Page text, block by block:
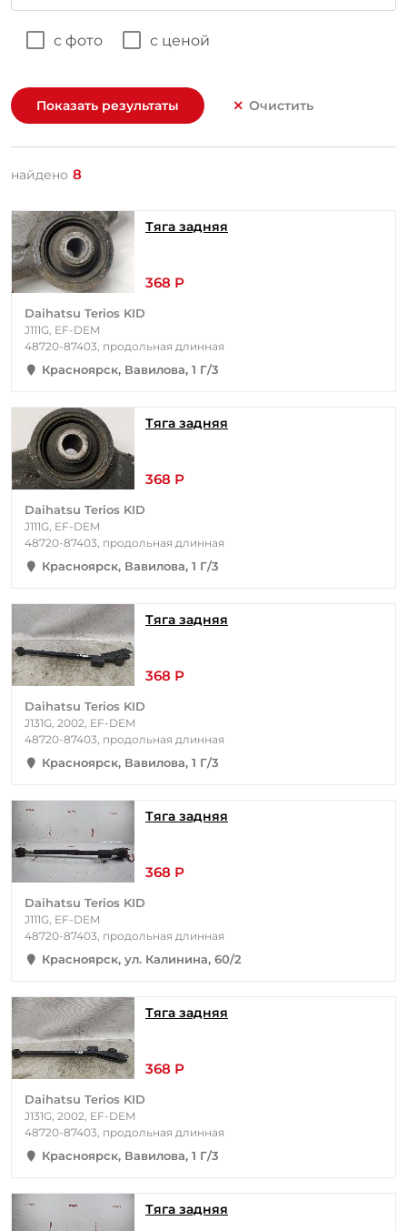
с фото с ценой
Показать результаты Очистить
найдено 8
Тяга задняя
368 Р
Daihatsu Terios KID
J111G, EF-DEM
48720-87403, продольная длинная
Красноярск, Вавилова, 1 Г/3
Тяга задняя
368 Р
Daihatsu Terios KID
J111G, EF-DEM
48720-87403, продольная длинная
Красноярск, Вавилова, 1 Г/3
Тяга задняя
368 Р
Daihatsu Terios KID
J131G, 2002, EF-DEM
48720-87403, продольная длинная
Красноярск, Вавилова, 1 Г/3
Тяга задняя
368 Р
Daihatsu Terios KID
J111G, EF-DEM
48720-87403, продольная длинная
Красноярск, ул. Калинина, 60/2
Тяга задняя
368 Р
Daihatsu Terios KID
J131G, 2002, EF-DEM
48720-87403, продольная длинная
Красноярск, Вавилова, 1 Г/3
Тяга задняя